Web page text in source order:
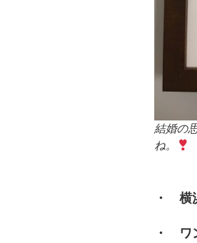
結婚の
ね。
・ 横
・ ワ